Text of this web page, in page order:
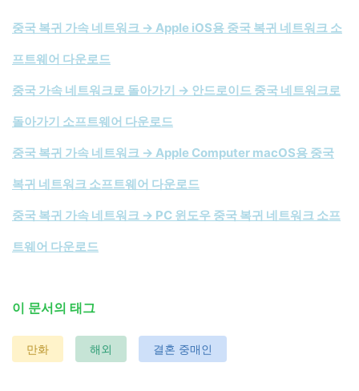
중국 복귀 가속 네트워크 → Apple iOS용 중국 복귀 네트워크 소
프트웨어 다운로드
중국 가속 네트워크로 돌아가기 → 안드로이드 중국 네트워크로
돌아가기 소프트웨어 다운로드
중국 복귀 가속 네트워크 → Apple Computer macOS용 중국
복귀 네트워크 소프트웨어 다운로드
중국 복귀 가속 네트워크 → PC 윈도우 중국 복귀 네트워크 소프
트웨어 다운로드
이 문서의 태그
만화 해외 결혼 중매인